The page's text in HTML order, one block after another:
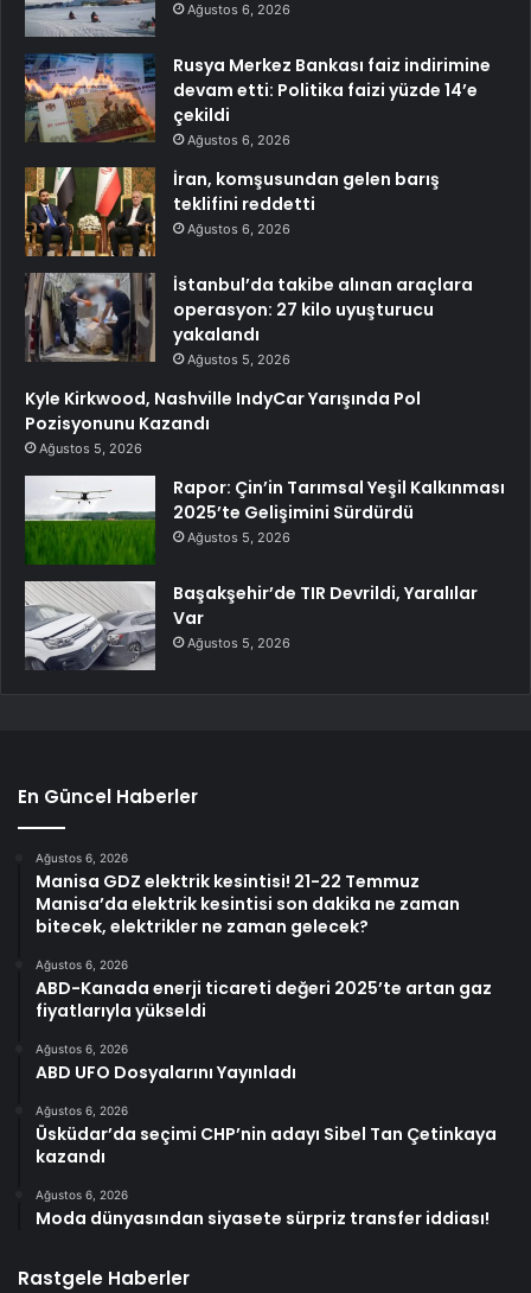
Ağustos 6, 2026
Rusya Merkez Bankası faiz indirimine
devam etti: Politika faizi yüzde 14’e
çekildi
Ağustos 6, 2026
İran, komşusundan gelen barış
teklifini reddetti
Ağustos 6, 2026
İstanbul’da takibe alınan araçlara
operasyon: 27 kilo uyuşturucu
yakalandı
Ağustos 5, 2026
Kyle Kirkwood, Nashville IndyCar Yarışında Pol
Pozisyonunu Kazandı
Ağustos 5, 2026
Rapor: Çin’in Tarımsal Yeşil Kalkınması
2025’te Gelişimini Sürdürdü
Ağustos 5, 2026
Başakşehir’de TIR Devrildi, Yaralılar
Var
Ağustos 5, 2026
En Güncel Haberler
Ağustos 6, 2026
Manisa GDZ elektrik kesintisi! 21-22 Temmuz
Manisa’da elektrik kesintisi son dakika ne zaman
bitecek, elektrikler ne zaman gelecek?
Ağustos 6, 2026
ABD-Kanada enerji ticareti değeri 2025’te artan gaz
fiyatlarıyla yükseldi
Ağustos 6, 2026
ABD UFO Dosyalarını Yayınladı
Ağustos 6, 2026
Üsküdar’da seçimi CHP’nin adayı Sibel Tan Çetinkaya
kazandı
Ağustos 6, 2026
Moda dünyasından siyasete sürpriz transfer iddiası!
Rastgele Haberler